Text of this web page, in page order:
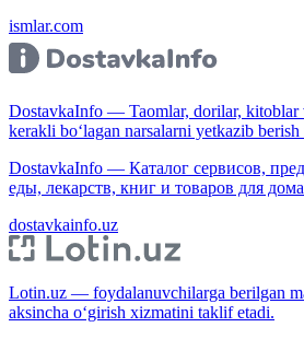
ismlar.com
DostavkaInfo — Taomlar, dorilar, kitoblar
kerakli bo‘lagan narsalarni yetkazib
DostavkaInfo — Каталог сервисов,
еды, лекарств, книг и товаров для
dostavkainfo.uz
Lotin.uz — foydalanuvchilarga berilgan
aksincha o‘girish xizmatini taklif etadi.